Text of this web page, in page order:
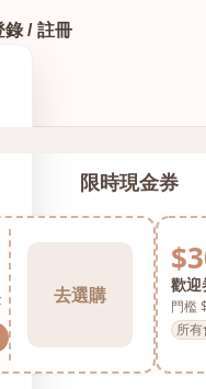
錄 / 註冊
限時現金券
去選購 歡迎
門檻
所有